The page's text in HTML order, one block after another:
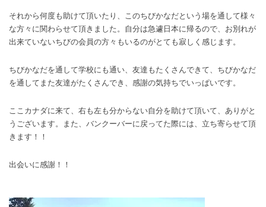
それから何度も助けて頂いたり、このちびかなだという場を通して様々
な方々に関わらせて頂きました。自分は急遽日本に帰るので、お別れが
出来ていないちびの会員の方々もいるのがとても寂しく感じます。
ちびかなだを通して学校にも通い、友達もたくさんできて、ちびかなだ
を通してまた友達がたくさんでき、感謝の気持ちでいっぱいです。
ここカナダに来て、右も左も分からない自分を助けて頂いて、ありがと
うございます。また、バンクーバーに戻ってた際には、立ち寄らせて頂
きます！！
出会いに感謝！！